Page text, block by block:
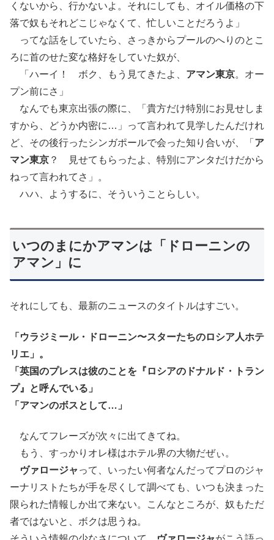
くないから、行かないよ。それにしても、オイル価格の下
落で奴もそれどこじゃなくて、忙しいことだろうよ」
ってな話をしていたら、さっきからプールのへりのとこ
ろに首のせた変な格好をしていた奴が、
「ハーイ！ ボク、もう見てきたよ、 アマン東京。オー
プン前にさ」
なんでも東京出張の際に、「貴方だけ特別にお見せしま
すから、どうか内密に…」って言われて見学したんだけれ
ど、その後行ったシンガポールで会った知り合いが、「 ア
マン東京 ？ 見せてもらったよ、特別にアンタだけだから
ねって言われてさ」。
ハハ、ようするに、そういうことらしい。
いつのまにかアマンは「ドローニンの
アマン」に
それにしても、最新のニュースのタイトルはすごい。
「ウラジミール・ドローニン〜スターたちのロシア人ホテ
リエ」。
「英国のプレスは彼のことを『ロシアのドナルド・トラン
プ』と呼んでいる」
「アマンのボスとして…」
なんてフレーズが次々に出てきてね。
もう、すっかりオレ様はホテル界の大物だぜぃ。
ヴァロージャ って、いったい何者なんだってプロのジャ
ーナリストたちが手を尽くして調べても、いつも決まった
限られた情報しか出て来ない。こんなところが、奴もただ
者ではないと、ボクは思うね。